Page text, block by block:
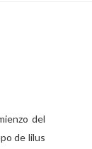
del
de lilus